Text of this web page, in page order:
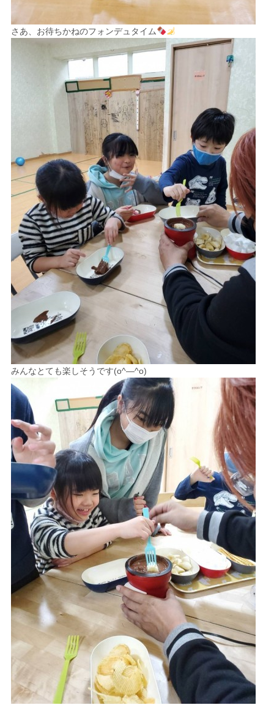
さあ、お待ちかねのフォンデュタイム
みんなとても楽しそうです(o^―^o)